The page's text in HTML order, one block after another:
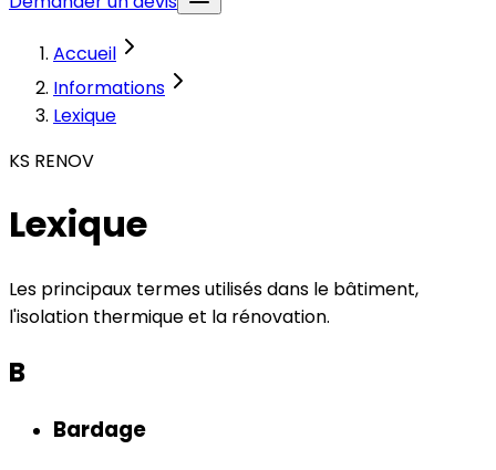
Accueil
Informations
Lexique
KS RENOV
Lexique
Les principaux termes utilisés dans le bâtiment,
l'isolation thermique et la rénovation.
B
Bardage